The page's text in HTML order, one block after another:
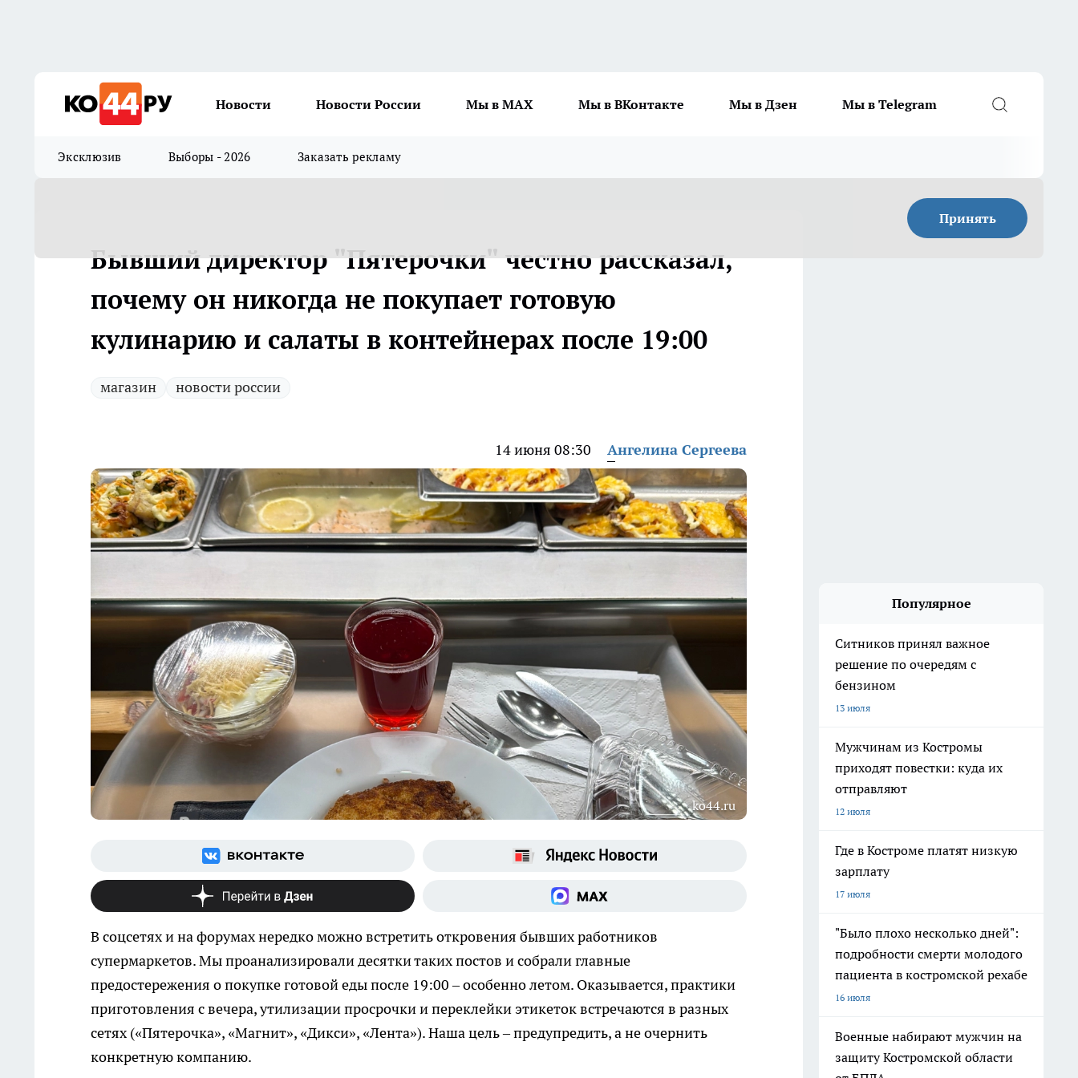
Новости Новости России Мы в MAX Мы в ВКонтакте Мы в Дзен Мы в Telegram
Эксклюзив Выборы - 2026 Заказать рекламу
Принять
Бывший директор "Пятерочки" честно рассказал,
почему он никогда не покупает готовую
кулинарию и салаты в контейнерах после 19:00
магазин новости россии
14 июня 08:30 Ангелина Сергеева
ko44.ru
В соцсетях и на форумах нередко можно встретить откровения бывших работников
супермаркетов. Мы проанализировали десятки таких постов и собрали главные
предостережения о покупке готовой еды после 19:00 – особенно летом. Оказывается, практики
приготовления с вечера, утилизации просрочки и переклейки этикеток встречаются в разных
сетях («Пятерочка», «Магнит», «Дикси», «Лента»). Наша цель – предупредить, а не очернить
конкретную компанию.
Популярное
Ситников принял важное
решение по очередям с
бензином
13 июля
Мужчинам из Костромы
приходят повестки: куда их
отправляют
12 июля
Где в Костроме платят низкую
зарплату
17 июля
"Было плохо несколько дней":
подробности смерти молодого
пациента в костромской рехабе
16 июля
Военные набирают мужчин на
защиту Костромской области